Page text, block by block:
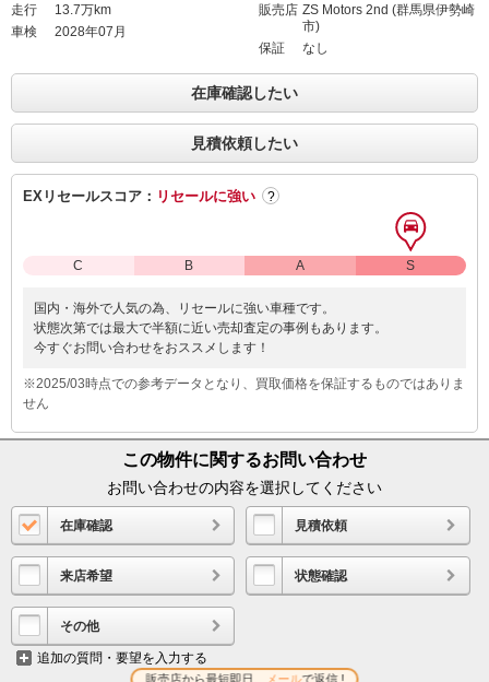
走行
13.7万km
車検
2028年07月
販売店 ZS Motors 2nd (群馬県伊勢崎
市)
保証
なし
在庫確認したい
見積依頼したい
EXリセールスコア： リセールに強い ?
C B A S
国内・海外で人気の為、リセールに強い車種です。
状態次第では最大で半額に近い売却査定の事例もあります。
今すぐお問い合わせをおススメします！
※2025/03時点での参考データとなり、買取価格を保証するものではありま
せん
この物件に関するお問い合わせ
お問い合わせの内容を選択してください
在庫確認 見積依頼
来店希望 状態確認
その他
追加の質問・要望を入力する
販売店から最短即日、メールで返信 !